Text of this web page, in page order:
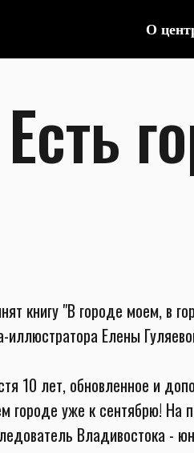
О
Есть
книгу "В городе моем, в
иллюстратора Елены
10 лет, обновленное и
городе уже к сентябрю! На
Владивостока -